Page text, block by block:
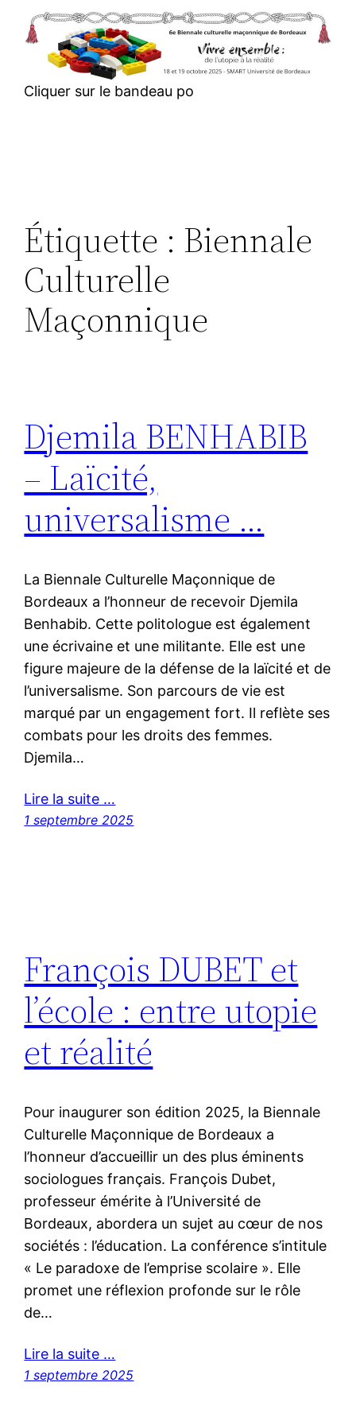
Aller
contenu
Cliquer sur le bandeau po
Étiquette : Biennale
Culturelle
Maçonnique
Djemila BENHABIB
– Laïcité,
universalisme …
La Biennale Culturelle Maçonnique de
Bordeaux a l’honneur de recevoir Djemila
Benhabib. Cette politologue est également
une écrivaine et une militante. Elle est une
figure majeure de la défense de la laïcité et de
l’universalisme. Son parcours de vie est
marqué par un engagement fort. Il reflète ses
combats pour les droits des femmes.
Djemila…
Lire la suite …
1 septembre 2025
François DUBET et
l’école : entre utopie
et réalité
Pour inaugurer son édition 2025, la Biennale
Culturelle Maçonnique de Bordeaux a
l’honneur d’accueillir un des plus éminents
sociologues français. François Dubet,
professeur émérite à l’Université de
Bordeaux, abordera un sujet au cœur de nos
sociétés : l’éducation. La conférence s’intitule
« Le paradoxe de l’emprise scolaire ». Elle
promet une réflexion profonde sur le rôle
de…
Lire la suite …
1 septembre 2025